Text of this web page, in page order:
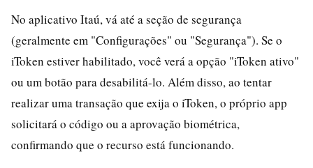
No aplicativo Itaú, vá até a seção de segurança
(geralmente em "Configurações" ou "Segurança"). Se o
iToken estiver habilitado, você verá a opção "iToken ativo"
ou um botão para desabilitá-lo. Além disso, ao tentar
realizar uma transação que exija o iToken, o próprio app
solicitará o código ou a aprovação biométrica,
confirmando que o recurso está funcionando.